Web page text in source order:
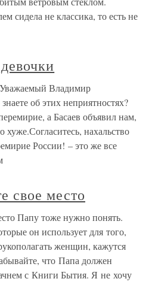
сидела не классика, то есть не
Владимир
об этих неприятностях?
а Басаев объявил нам,
нахальство
России! – это же все
свое место
Папу тоже нужно понять.
он использует для того,
женщин, кажутся
что Папа должен
с Книги Бытия. Я не хочу